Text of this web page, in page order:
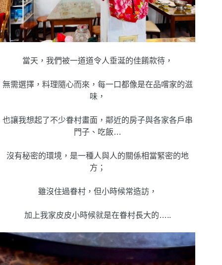
當天，我們被一道道令人垂涎的佳餚款待，
無需選擇，料理隨心而來，每一口都像是在品嚐家的滋
味，
也讓我想起了不少眷村畫面，鄰近的房子與各家各戶串
門子、吃飯…
沒有秘密的環境，是一種人與人的關係相當緊密的地
方；
雖沒住過眷村，但小時候常造訪，
加上我家皮皮小時候就是在眷村長大的…..